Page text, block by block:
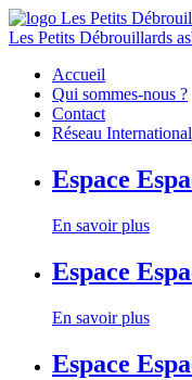
Les Petits Débrouillards
Accueil
Qui sommes-nous ?
Contact
Réseau International
Espace
En savoir plus
Espace
En savoir plus
Espace